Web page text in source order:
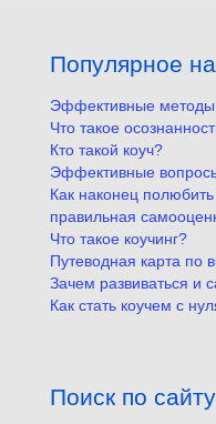
Популярное
Эффективные методы
Что такое
Кто такой коуч?
Эффективные
Как наконец
правильная
Что такое коучинг?
Путеводная карта по
Зачем развиваться и
Как стать коучем с
Поиск по сайту